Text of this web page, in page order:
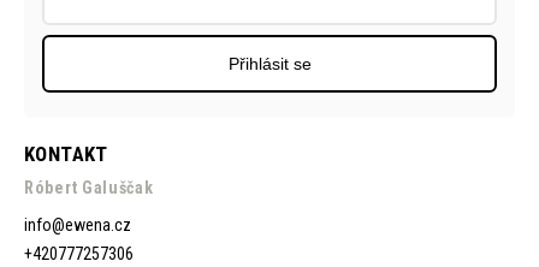
KONTAKT
Róbert Galuščak
info@ewena.cz
+420777257306
Přihlásit se